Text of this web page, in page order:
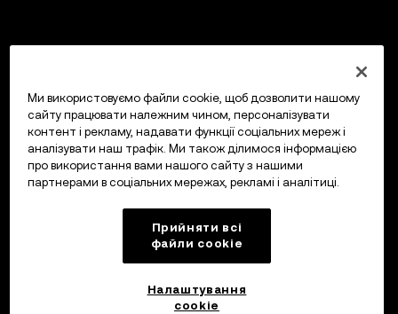
Ми використовуємо файли cookie, щоб дозволити нашому
сайту працювати належним чином, персоналізувати
контент і рекламу, надавати функції соціальних мереж і
аналізувати наш трафік. Ми також ділимося інформацією
про використання вами нашого сайту з нашими
партнерами в соціальних мережах, рекламі і аналітиці.
Прийняти всі
файли сookie
Налаштування
cookie